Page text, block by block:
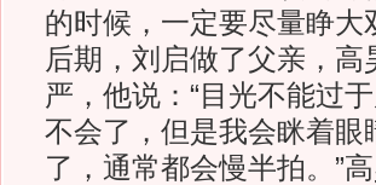
的时候，一定要尽量睁大
后期，刘启做了父亲，
严，他说：“目光不能过
不会了，但是我会眯着
了，通常都会慢半拍。”